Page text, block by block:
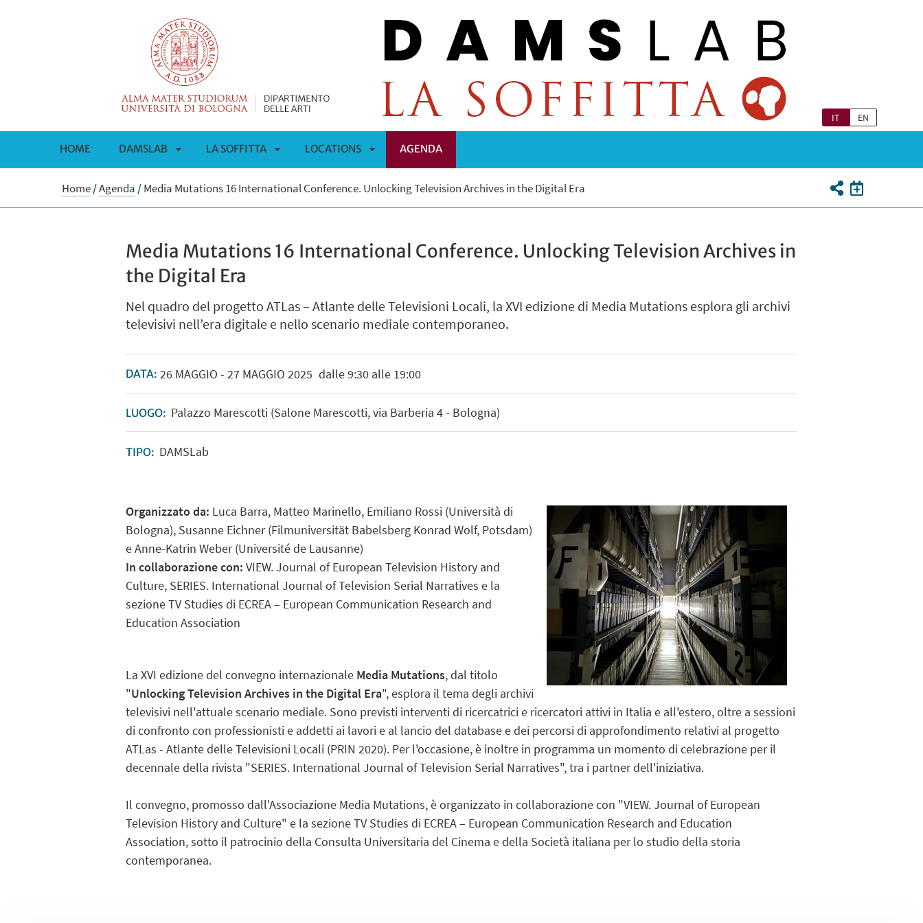
IT EN
HOME DAMSLAB
APRI
LA SOFFITTA
APRI
LOCATIONS
APRI
AGENDA
Home/Agenda /Media Mutations 16 International Conference. Unlocking Television Archives in the Digital Era
Media Mutations 16 International Conference. Unlocking Television Archives in
the Digital Era
Nel quadro del progetto ATLas – Atlante delle Televisioni Locali, la XVI edizione di Media Mutations esplora gli archivi
televisivi nell’era digitale e nello scenario mediale contemporaneo.
DATA: 26MAGGIO - 27 MAGGIO2025 dalle 9:30 alle 19:00
LUOGO: Palazzo Marescotti (Salone Marescotti, via Barberia 4 - Bologna)
TIPO: DAMSLab
Organizzato da: Luca Barra, Matteo Marinello, Emiliano Rossi (Università di
Bologna), Susanne Eichner (Filmuniversität Babelsberg Konrad Wolf, Potsdam)
e Anne-Katrin Weber (Université de Lausanne)
In collaborazione con: VIEW. Journal of European Television History and
Culture, SERIES. International Journal of Television Serial Narratives e la
sezione TV Studies di ECREA – European Communication Research and
Education Association
La XVI edizione del convegno internazionale Media Mutations, dal titolo
"Unlocking Television Archives in the Digital Era", esplora il tema degli archivi
televisivi nell'attuale scenario mediale. Sono previsti interventi di ricercatrici e ricercatori attivi in Italia e all'estero, oltre a sessioni
di confronto con professionisti e addetti ai lavori e al lancio del database e dei percorsi di approfondimento relativi al progetto
ATLas - Atlante delle Televisioni Locali (PRIN 2020). Per l'occasione, è inoltre in programma un momento di celebrazione per il
decennale della rivista "SERIES. International Journal of Television Serial Narratives", tra i partner dell'iniziativa.
Il convegno, promosso dall'Associazione Media Mutations, è organizzato in collaborazione con "VIEW. Journal of European
Television History and Culture" e la sezione TV Studies di ECREA – European Communication Research and Education
Association, sotto il patrocinio della Consulta Universitaria del Cinema e della Società italiana per lo studio della storia
contemporanea.